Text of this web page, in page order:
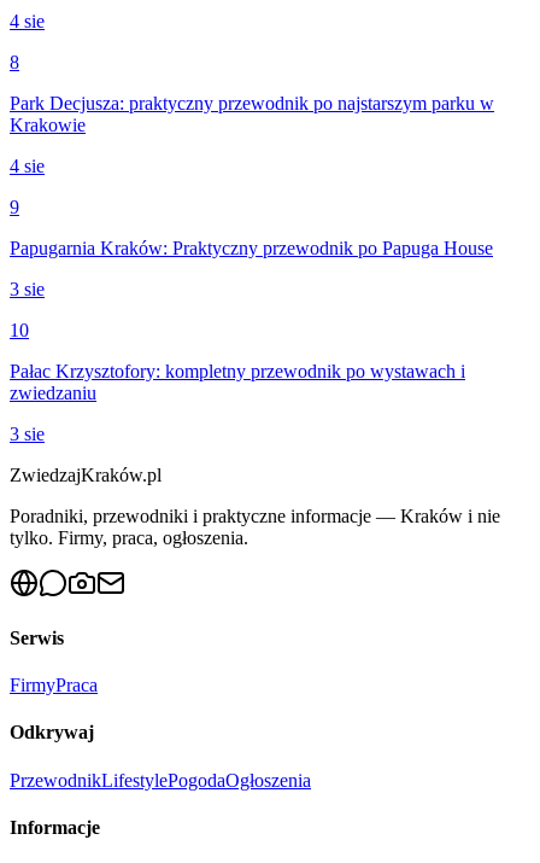
4 sie
8
Park Decjusza: praktyczny przewodnik po najstarszym parku w
Krakowie
4 sie
9
Papugarnia Kraków: Praktyczny przewodnik po Papuga House
3 sie
10
Pałac Krzysztofory: kompletny przewodnik po wystawach i
zwiedzaniu
3 sie
ZwiedzajKraków.pl
Poradniki, przewodniki i praktyczne informacje — Kraków i nie
tylko. Firmy, praca, ogłoszenia.
Serwis
FirmyPraca
Odkrywaj
PrzewodnikLifestylePogodaOgłoszenia
Informacje